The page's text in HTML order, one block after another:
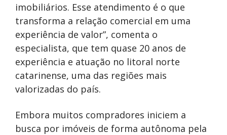
imobiliários. Esse atendimento é o que
transforma a relação comercial em uma
experiência de valor”, comenta o
especialista, que tem quase 20 anos de
experiência e atuação no litoral norte
catarinense, uma das regiões mais
valorizadas do país.
Embora muitos compradores iniciem a
busca por imóveis de forma autônoma pela